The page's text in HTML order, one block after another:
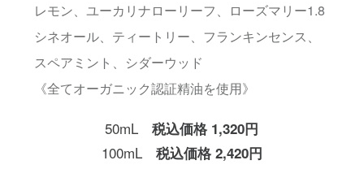
レモン、ユーカリナローリーフ、ローズマリー1.8
シネオール、ティートリー、フランキンセンス、
スペアミント、シダーウッド
《全てオーガニック認証精油を使用》
50mL税込価格 1,320円
100mL 税込価格 2,420円